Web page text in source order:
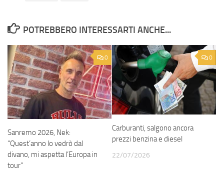
POTREBBERO INTERESSARTI ANCHE...
0
Sanremo 2026, Nek:
“Quest’anno lo vedrò dal
divano, mi aspetta l’Europa in
tour”
0
Carburanti, salgono ancora
prezzi benzina e diesel
22/07/2026